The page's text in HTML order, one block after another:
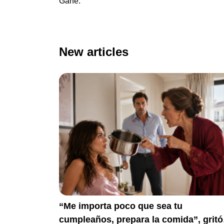
New articles
“Me importa poco que sea tu
cumpleaños, prepara la comida”, gritó